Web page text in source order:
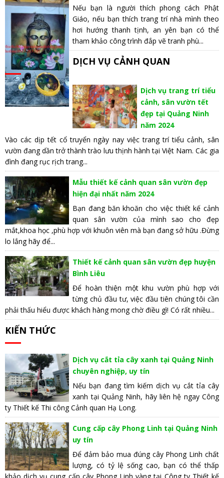
Nếu bạn là người thích phong cách Phật
Giáo, nếu bạn thích trang trí nhà mình theo
hơi hướng thanh tịnh, an yên bạn có thể
tham khảo công trình đắp vẽ tranh phù...
DỊCH VỤ CẢNH QUAN
Dịch vụ trang trí tiểu
cảnh, sân vườn tết
đẹp tại Quảng Ninh
năm 2024
Vào các dịp tết cổ truyển ngày nay việc trang trí tiểu cảnh, sân
vườn đang dần trở thành trào lưu thịnh hành tại Việt Nam. Các gia
đình đang rục rịch trang...
Mẫu thiết kế cảnh quan sân vườn đẹp
hiện đại nhất năm 2024
Bạn đang băn khoăn cho việc thiết kế cảnh
quan sân vườn của mình sao cho đẹp
mắt,khoa học ,phù hợp với khuôn viên mà bạn đang sở hữu .Đừng
lo lắng hãy để...
Thiết kế cảnh quan sân vườn đẹp huyện
Bình Liêu
Để hoàn thiện một khu vườn phù hợp với
từng chủ đầu tư, việc đầu tiên chúng tôi cần
phải thấu hiểu được khách hàng mong chờ điều gì! Có rất nhiều...
KIẾN THỨC
Dịch vụ cắt tỉa cây xanh tại Quảng Ninh
chuyên nghiệp, uy tín
Nếu bạn đang tìm kiếm dịch vụ cắt tỉa cây
xanh tại Quảng Ninh, hãy liên hệ ngay Công
ty Thiết kế Thi công Cảnh quan Hạ Long.
Cung cấp cây Phong Linh tại Quảng Ninh
uy tín
Để đảm bảo mua đúng cây Phong Linh chất
lượng, có tỷ lệ sống cao, bạn có thể thấp
khảo dịch vụ cung cấp cây Phong Linh vàng tại Công ty Thiết kế